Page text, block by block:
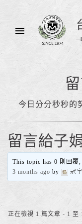
一
今日分分秒秒的
留言給子
This topic has 0 則回覆
3 months ago by 冠宇
正在檢視 1 篇文章 - 1 至